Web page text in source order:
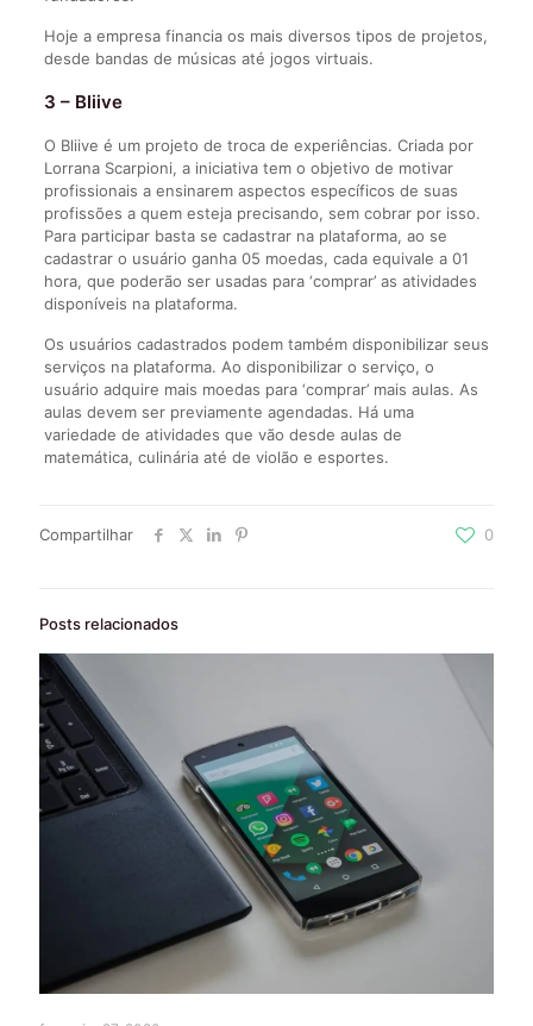
Hoje a empresa financia os mais diversos tipos de projetos,
desde bandas de músicas até jogos virtuais.
3 – Bliive
O Bliive é um projeto de troca de experiências. Criada por
Lorrana Scarpioni, a iniciativa tem o objetivo de motivar
profissionais a ensinarem aspectos específicos de suas
profissões a quem esteja precisando, sem cobrar por isso.
Para participar basta se cadastrar na plataforma, ao se
cadastrar o usuário ganha 05 moedas, cada equivale a 01
hora, que poderão ser usadas para ‘comprar’ as atividades
disponíveis na plataforma.
Os usuários cadastrados podem também disponibilizar seus
serviços na plataforma. Ao disponibilizar o serviço, o
usuário adquire mais moedas para ‘comprar’ mais aulas. As
aulas devem ser previamente agendadas. Há uma
variedade de atividades que vão desde aulas de
matemática, culinária até de violão e esportes.
Compartilhar 0
Posts relacionados